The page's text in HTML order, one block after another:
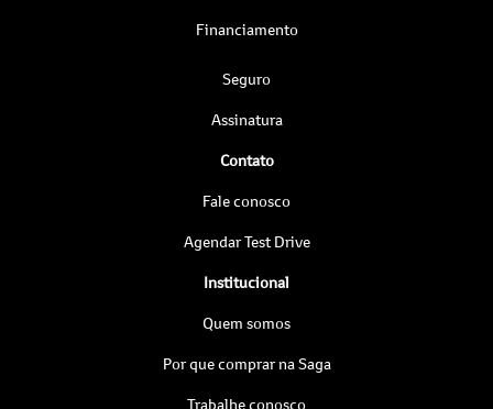
Financiamento
Seguro
Assinatura
Contato
Fale conosco
Agendar Test Drive
Institucional
Quem somos
Por que comprar na Saga
Trabalhe conosco